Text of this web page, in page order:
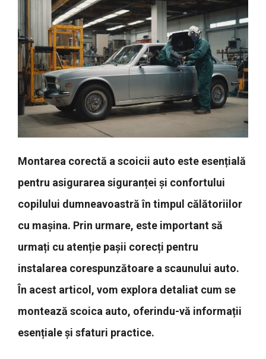
Montarea corectă a scoicii auto este esențială
pentru asigurarea siguranței și confortului
copilului dumneavoastră în timpul călătoriilor
cu mașina. Prin urmare, este important să
urmați cu atenție pașii corecți pentru
instalarea corespunzătoare a scaunului auto.
În acest articol, vom explora detaliat cum se
montează scoica auto, oferindu-vă informații
esențiale și sfaturi practice.